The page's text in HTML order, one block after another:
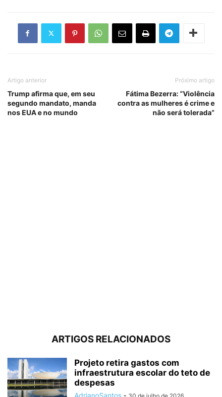
Artigo anterior
Trump afirma que, em seu
segundo mandato, manda
nos EUA e no mundo
Próximo artigo
Fátima Bezerra: “Violência
contra as mulheres é crime e
não será tolerada”
ARTIGOS RELACIONADOS
Projeto retira gastos com
infraestrutura escolar do teto de
despesas
AdrianoSantos -